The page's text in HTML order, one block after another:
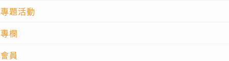
專題活動
專欄
會員